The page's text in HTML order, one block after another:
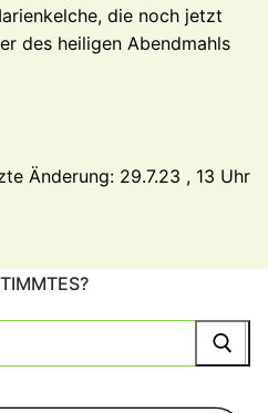
die noch jetzt
des heiligen Abendmahls
Änderung: 29.7.23 , 13 Uhr